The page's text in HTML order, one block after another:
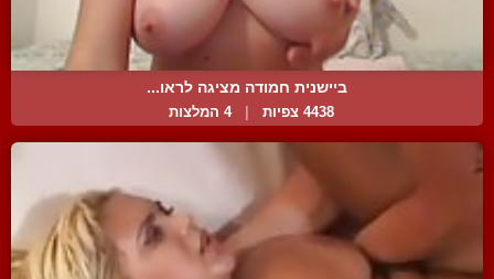
ביישנית חמודה מציגה לראו...
4438 צפיות 4 המלצות